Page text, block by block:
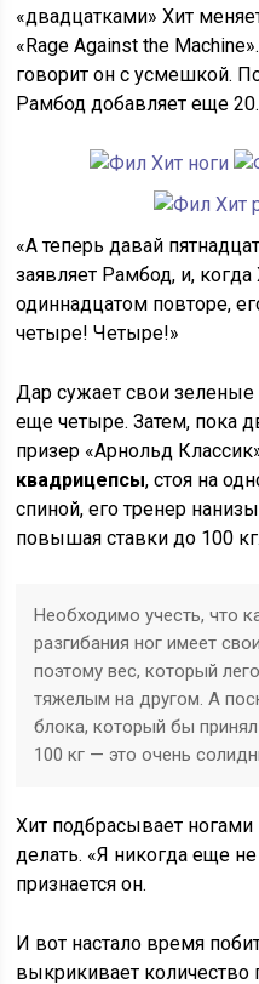
«двадцатками» Хит
«Rage Against the
говорит он с усмешкой.
Рамбод добавляет еще 20.
«А теперь давай
заявляет Рамбод, и, когда
одиннадцатом повторе,
четыре! Четыре!»
Дар сужает свои
еще четыре. Затем, пока
призер «Арнольд
квадрицепсы, стоя на
спиной, его тренер
повышая ставки до 100 кг.
Необходимо учесть, что
разгибания ног имеет
поэтому вес, который
тяжелым на другом. А
блока, который бы принял
100 кг — это очень
Хит подбрасывает
делать. «Я никогда еще
признается он.
И вот настало время
выкрикивает